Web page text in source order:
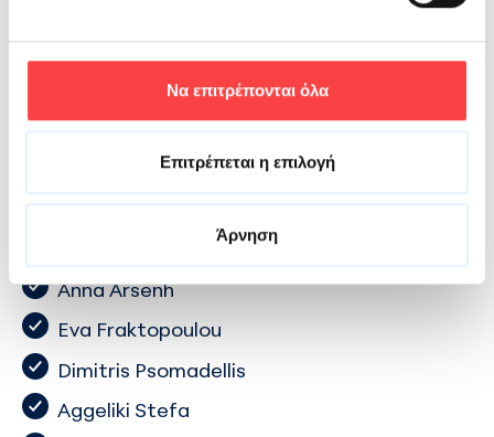
Να επιτρέπονται όλα
Επιτρέπεται η επιλογή
Άρνηση
Nikolas Kapsimalis
Vasiliki Antwniou
Βικυ Ζηλεμενου-Καδιτη
Dimitris Kessanidis
Anna Arsenh
Eva Fraktopoulou
Dimitris Psomadellis
Aggeliki Stefa